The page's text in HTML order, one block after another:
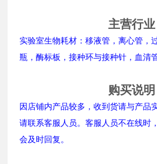
主营行业
实验室生物耗材：移液管，离心管，
瓶，酶标板，接种环与接种针，血清
购买说明
因店铺内产品较多，收到货请与产品
请联系客服人员。客服人员不在线时
会及时回复。